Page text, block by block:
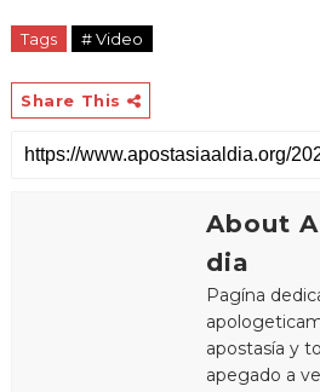
Tags # Video
Share This
About
dia
Pagína
apostasía y
apegado a